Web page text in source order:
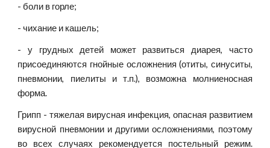
- боли в горле;
- чихание и кашель;
- у грудных детей может развиться диарея, часто
присоединяются гнойные осложнения (отиты, синуситы,
пневмонии, пиелиты и т.п.), возможна молниеносная
форма.
Грипп - тяжелая вирусная инфекция, опасная развитием
вирусной пневмонии и другими осложнениями, поэтому
во всех случаях рекомендуется постельный режим.